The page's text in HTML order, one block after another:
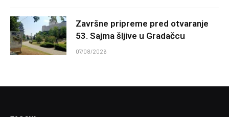
Završne pripreme pred otvaranje
53. Sajma šljive u Gradačcu
07/08/2026